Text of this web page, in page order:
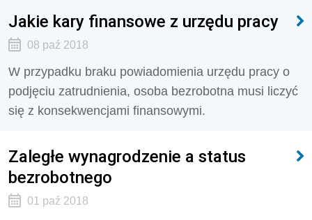
Jakie kary finansowe z urzędu pracy
08 paź 2018
W przypadku braku powiadomienia urzędu pracy o
podjęciu zatrudnienia, osoba bezrobotna musi liczyć
się z konsekwencjami finansowymi.
Zaległe wynagrodzenie a status
bezrobotnego
01 paź 2018